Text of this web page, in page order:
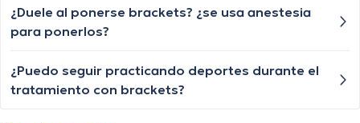
¿Duele al ponerse brackets? ¿se usa anestesia
para ponerlos?
¿Puedo seguir practicando deportes durante el
tratamiento con brackets?